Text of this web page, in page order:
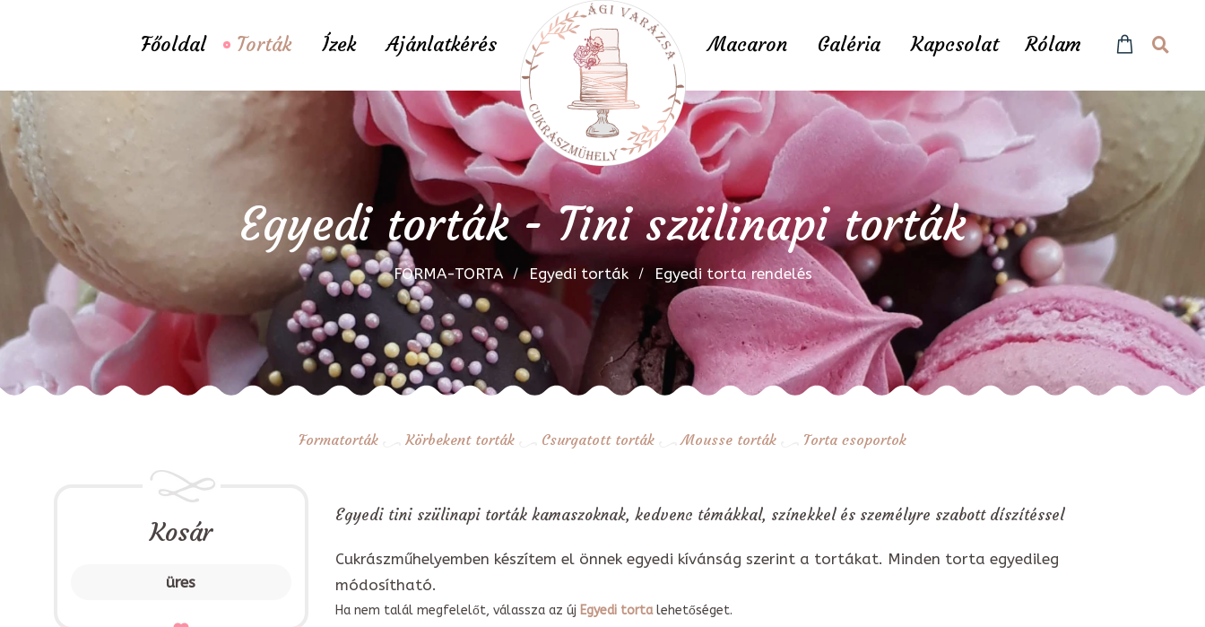
Főoldal Torták Ízek Ajánlatkérés Macaron Galéria Kapcsolat Rólam
Egyedi torták - Tini szülinapi torták
FORMA-TORTA Egyedi torták Egyedi torta rendelés
Formatorták Körbekent torták Csurgatott torták Mousse torták Torta csoportok
Kosár
üres
Egyedi tini szülinapi torták kamaszoknak, kedvenc témákkal, színekkel és személyre szabott díszítéssel
Cukrászműhelyemben készítem el önnek egyedi kívánság szerint a tortákat. Minden torta egyedileg
módosítható.
Ha nem talál megfelelőt, válassza az új Egyedi tortalehetőséget.